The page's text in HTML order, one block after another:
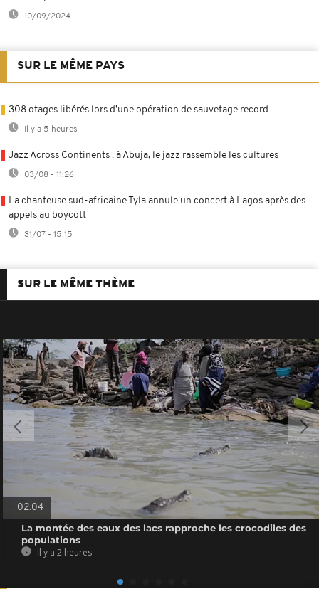
10/09/2024
SUR LE MÊME PAYS
308 otages libérés lors d’une opération de sauvetage record
Il y a 5 heures
Jazz Across Continents : à Abuja, le jazz rassemble les cultures
03/08 - 11:26
La chanteuse sud-africaine Tyla annule un concert à Lagos après des
appels au boycott
31/07 - 15:15
SUR LE MÊME THÈME
02:04
La montée des eaux des lacs rapproche les crocodiles des
populations
Il y a 2 heures